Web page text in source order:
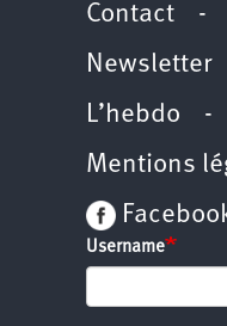
Contact -
Newsletter
L’hebdo -
Mentions
Username